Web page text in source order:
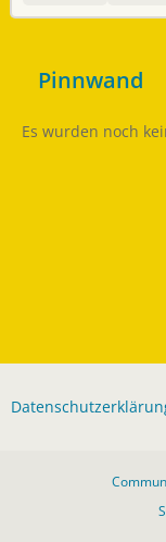
Pinnwand
Es wurden noch